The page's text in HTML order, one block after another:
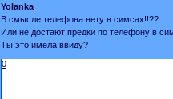
Yolanka
В смысле телефона нету в симсах!!??
Или не достают предки по телефону в
Ты это имела ввиду?
0